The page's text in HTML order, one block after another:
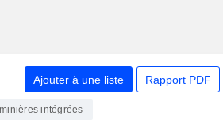
Ajouter à une liste Rapport PDF
intégrées